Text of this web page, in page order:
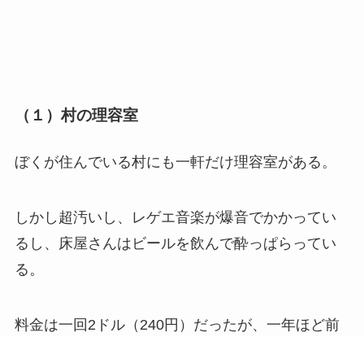
（１）村の理容室
ぼくが住んでいる村にも一軒だけ理容室がある。
しかし超汚いし、レゲエ音楽が爆音でかかってい
るし、床屋さんはビールを飲んで酔っぱらってい
る。
料金は一回2ドル（240円）だったが、一年ほど前